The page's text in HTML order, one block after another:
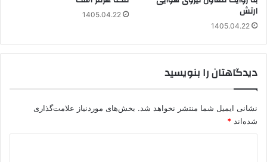
ارتش
1405.04.22
1405.04.22
دیدگاهتان را بنویسید
نشانی ایمیل شما منتشر نخواهد شد. بخش‌های موردنیاز علامت‌گذاری
شده‌اند *